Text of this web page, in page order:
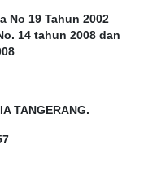
No 19 Tahun 2002
14 tahun 2008 dan
TANGERANG.